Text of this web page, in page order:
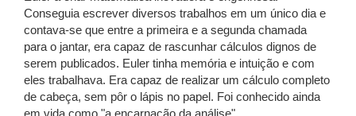
Conseguia escrever diversos trabalhos em um único dia e
contava-se que entre a primeira e a segunda chamada
para o jantar, era capaz de rascunhar cálculos dignos de
serem publicados. Euler tinha memória e intuição e com
eles trabalhava. Era capaz de realizar um cálculo completo
de cabeça, sem pôr o lápis no papel. Foi conhecido ainda